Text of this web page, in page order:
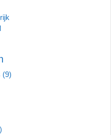
(9)